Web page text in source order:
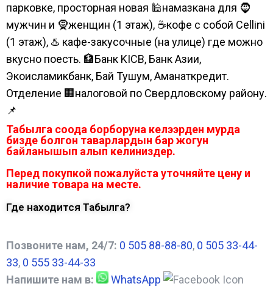
парковке, просторная новая 🕌намазкана для 🧔
мужчин и 🧕женщин (1 этаж), ☕кофе с собой Cellini
(1 этаж), ♨️ кафе-закусочные (на улице) где можно
вкусно поесть. 🏦Банк KICB, Банк Азии,
Экоисламикбанк, Бай Тушум, Аманаткредит.
Отделение 🏢налоговой по Свердловскому району.
📌
Табылга соода борборуна келээрден мурда
бизде болгон таварлардын бар жогун
байланышып алып келиниздер.
Перед покупкой пожалуйста уточняйте цену и
наличие товара на месте.
Где находится Табылга?
Позвоните нам, 24/7: 0 505 88-88-80, 0 505 33-44-
33, 0 555 33-44-33
Напишите нам в:
WhatsApp